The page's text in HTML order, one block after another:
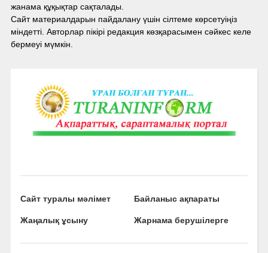
жанама құқықтар сақталады.
Сайт материалдарын пайдалану үшін сілтеме көрсетуіңіз
міндетті. Авторлар пікірі редакция көзқарасымен сәйкес келе
бермеуі мүмкін.
Сайт туралы мәлімет Байланыс ақпараты
Жаңалық ұсыну Жарнама берушілерге